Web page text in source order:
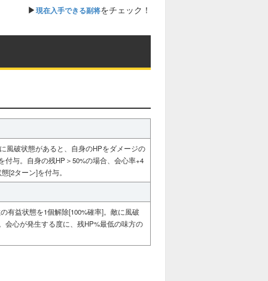
敵の有益（種類や数問わず）を解除
▶現在入手できる副将をチェック！
風破状態があると、自身のHPをダメージの
付与。自身の残HP＞50%の場合、会心率+4
[2ターン]を付与。
有益状態を1個解除[100%確率]。敵に風破
会心が発生する度に、残HP%最低の味方の